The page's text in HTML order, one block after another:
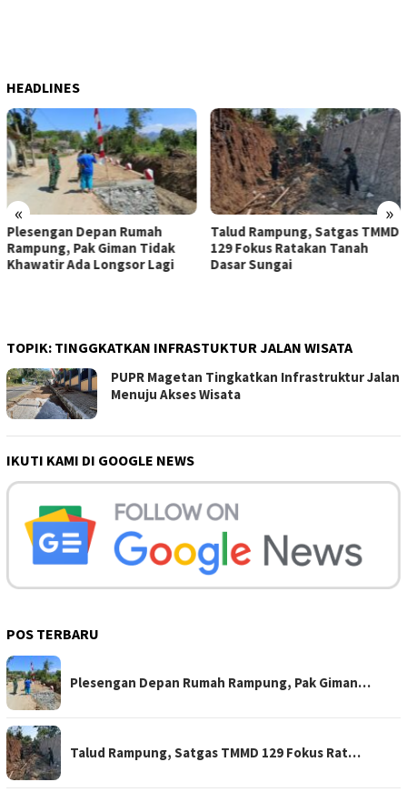
HEADLINES
« »
Rumah
Giman Tidak
Longsor Lagi
Talud Rampung, Satgas TMMD
129 Fokus Ratakan Tanah
Dasar Sungai
TOPIK: TINGGKATKAN INFRASTUKTUR JALAN WISATA
PUPR Magetan Tingkatkan Infrastruktur Jalan
Menuju Akses Wisata
IKUTI KAMI DI GOOGLE NEWS
POS TERBARU
Plesengan Depan Rumah Rampung, Pak Giman…
Talud Rampung, Satgas TMMD 129 Fokus Rat…